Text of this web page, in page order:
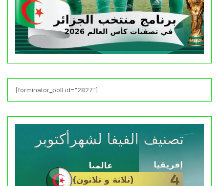
[forminator_poll id="2827"]